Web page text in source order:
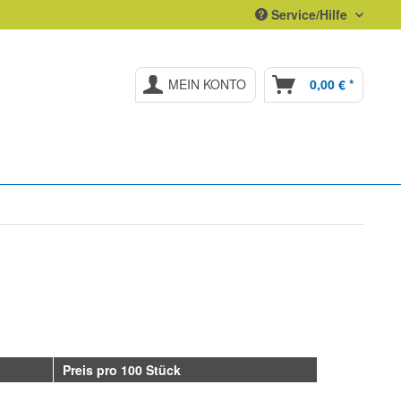
Service/Hilfe
MEIN KONTO 0,00 € *
Preis pro 100 Stück